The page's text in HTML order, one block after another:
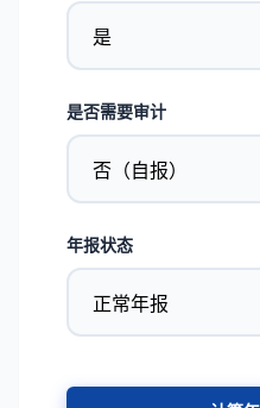
是否需要审计
年报状态